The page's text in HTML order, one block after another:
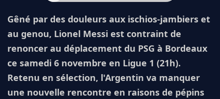
Gêné par des douleurs aux ischios-jambiers et
au genou, Lionel Messi est contraint de
renoncer au déplacement du PSG à Bordeaux
ce samedi 6 novembre en Ligue 1 (21h).
Retenu en sélection, l'Argentin va manquer
une nouvelle rencontre en raisons de pépins